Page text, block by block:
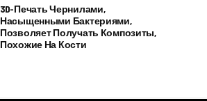
3D-Печать Чернилами,
Насыщенными Бактериями,
Позволяет Получать Композиты,
Похожие На Кости